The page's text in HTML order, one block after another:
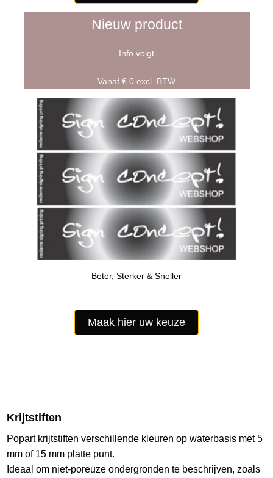
Nieuw product
Info volgt
Vanaf € 0 excl. BTW
Beter, Sterker & Sneller
Maak hier uw keuze
Krijtstiften
Popart krijtstiften verschillende kleuren op waterbasis met 5
mm of 15 mm platte punt.
Ideaal om niet-poreuze ondergronden te beschrijven, zoals